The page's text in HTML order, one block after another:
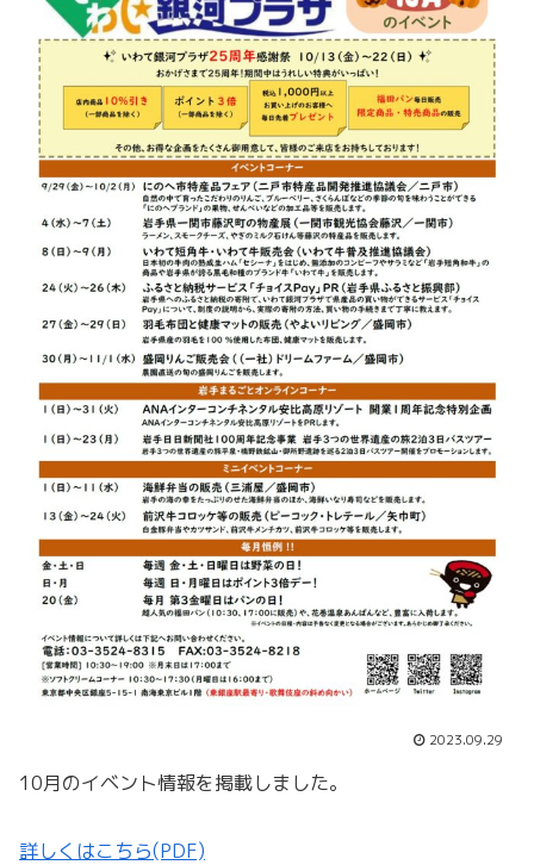
2023.09.29
10月のイベント情報を掲載しました。
詳しくはこちら(PDF)